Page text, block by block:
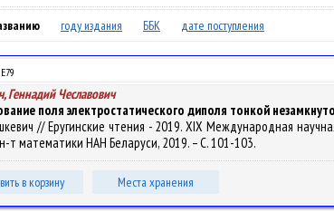
году издания ББК дате поступления
Е79
Геннадий Чеславович
поля электростатического диполя тонкой
// Еругинские чтения - 2019. XIX Международная
т математики НАН Беларуси, 2019. – С. 101-103.
в корзину Места хранения